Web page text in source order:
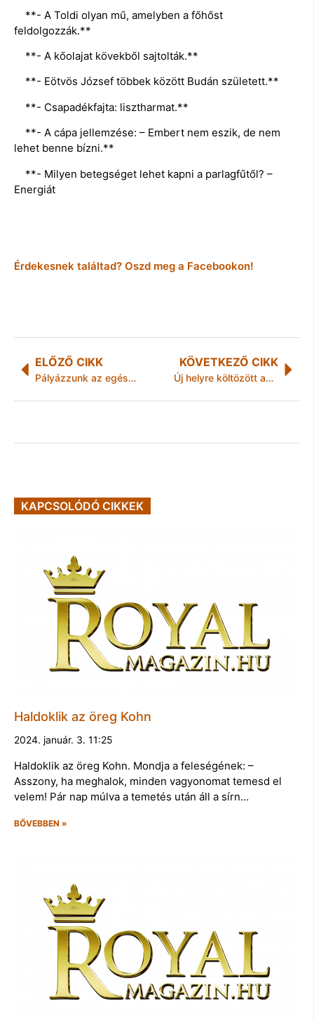
**- A Toldi olyan mű, amelyben a főhőst
feldolgozzák.**
**- A kőolajat kövekből sajtolták.**
**- Eötvös József többek között Budán született.**
**- Csapadékfajta: lisztharmat.**
**- A cápa jellemzése: – Embert nem eszik, de nem
lehet benne bízni.**
**- Milyen betegséget lehet kapni a parlagfűtől? –
Energiát
Érdekesnek találtad? Oszd meg a Facebookon!
ELŐZŐ CIKK
Pályázzunk az egészségre!
KÖVETKEZŐ CIKK
Új helyre költözött az Esélyek Háza
KAPCSOLÓDÓ CIKKEK
Haldoklik az öreg Kohn
2024. január. 3. 11:25
Haldoklik az öreg Kohn. Mondja a feleségének: –
Asszony, ha meghalok, minden vagyonomat temesd el
velem! Pár nap múlva a temetés után áll a sírn…
BŐVEBBEN »